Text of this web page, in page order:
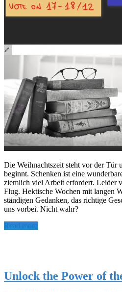
Die Weihnachtszeit steht vor der Tür
beginnt. Schenken ist eine
ziemlich viel Arbeit erfordert. Leider
Flug. Hektische Wochen mit langen
ständigen Gedanken, das richtige
uns vorbei. Nicht wahr?
Read more
Unlock the Power of